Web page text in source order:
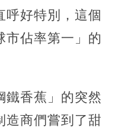
呼好特別，這個
市佔率第一」的
鐵香蕉」的突然
造商們嘗到了甜